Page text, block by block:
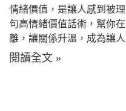
情緒價值，是讓人感到被
句高情緒價值話術，幫你
離，讓關係升溫，成為讓
閱讀全文 »